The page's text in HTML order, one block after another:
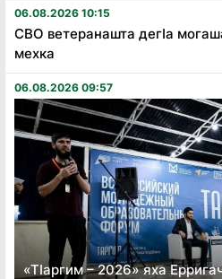
06.08.2026 10:15
СВО ветеранашта дегӏа
мехка
06.08.2026 09:57
«Тӏаргим – 2026» яха